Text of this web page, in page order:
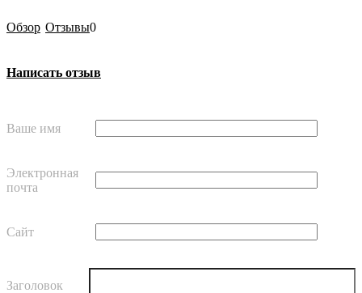
Обзор Отзывы0
Написать отзыв
Ваше имя
Электронная
почта
Сайт
Заголовок